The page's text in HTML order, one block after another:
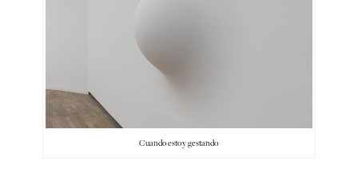
Cuando estoy gestando